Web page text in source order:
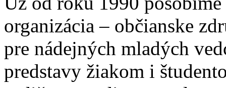
organizácia – občianske
pre nádejných mladých
predstavy žiakom i